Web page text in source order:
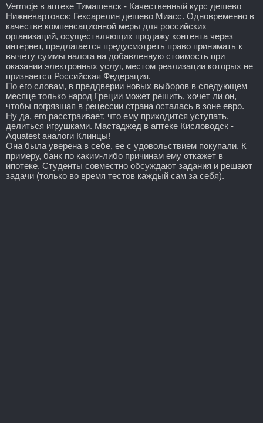
Vermoje в аптеке Тимашевск - Качественный курс дешево
Нижневартовск: Гексарелин дешево Миасс. Одновременно в
качестве компенсационной меры для российских
организаций, осуществляющих продажу контента через
интернет, предлагается предусмотреть право принимать к
вычету суммы налога на добавленную стоимость при
оказании электронных услуг, местом реализации которых не
признается Российская Федерация.
По его словам, в преддверии новых выборов в следующем
месяце только народ Греции может решить, хочет ли он,
чтобы погрязшая в рецессии страна осталась в зоне евро.
Ну да, его расстраивает, что ему приходится уступать,
делиться игрушками. Мастаджед в аптеке Кисловодск -
Aquatest аналоги Клинцы!
Она была уверена в себе, ее с удовольствием покупали. К
примеру, банк по каким-либо причинам ему откажет в
ипотеке. Студенты совместно обсуждают задания и решают
задачи (только во время тестов каждый сам за себя).